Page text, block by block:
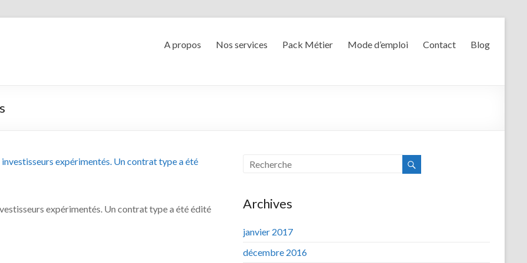
A propos Nos services Pack Métier Mode d’emploi Contact Blog
expérimentés. Un contrat type a été édité Archives
janvier 2017
décembre 2016